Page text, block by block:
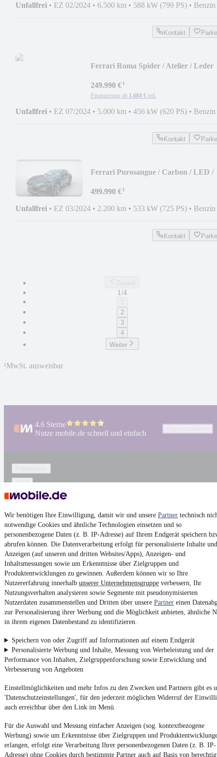
Wir benötigen Ihre Einwilligung, damit wir und unsere Partner technisch
notwendige Cookies und ähnliche Technologien einsetzen und so
personenbezogene Daten (z. B. IP-Adresse) auf Ihrem Endgerät speichern
abrufen können. Die Datenverarbeitung erfolgt für personalisierte Inhalte und
Anzeigen (auf unseren und dritten Websites/Apps), Anzeigen- und
Inhaltsmessungen sowie um Erkenntnisse über Zielgruppen und
Produktentwicklungen zu gewinnen. Außerdem können wir so Ihre
Nutzererfahrung innerhalb unserer Unternehmensgruppe verbessern, Ihr
Nutzungsverhalten analysieren sowie Segmente mit pseudonymisierten
Nutzerdaten zusammenstellen und Dritten über unsere Partner einen
zur Personalisierung ihrer Werbung und die Möglichkeit anbieten, ähnliche
in ihrem eigenen Datenbestand zu identifizieren.
Speichern von oder Zugriff auf Informationen auf einem Endgerät
Personalisierte Werbung und Inhalte, Messung von Werbeleistung und der
Performance von Inhalten, Zielgruppenforschung sowie Entwicklung und
Verbesserung von Angeboten
Einstellmöglichkeiten und mehr Infos zu den Zwecken und Partnern gibt es
'Datenschutzeinstellungen', für den jederzeit möglichen Widerruf der
auch erreichbar über den Link im Menü.
Für die Auswahl und Messung einfacher Anzeigen (sog. kontextbezogene
Werbung) sowie um Erkenntnisse über Zielgruppen und
erlangen, erfolgt eine Verarbeitung Ihrer personenbezogenen Daten (z. B. IP-
Adresse) ohne Cookies durch bestimmte Partner auch auf Basis von
Unfallfrei • EZ 02/2024 • 6.500 km • 588 kW (799 PS) • Benzin
Kontakt
Ferrari Roma Spider / Atelier / Leder
249.990 €¹
Finanzierung ab 1.684 € mtl.
Unfallfrei • EZ 07/2024 • 5.000 km • 456 kW (620 PS) • Benzin
Kontakt
Ferrari Purosangue / Carbon / LED /
499.990 €¹
Unfallfrei • EZ 03/2024 • 2.200 km • 533 kW (725 PS) • Benzin
Kontakt
1/4
2
3
4
Weiter
¹MwSt. ausweisbar
4.6 Sterne
Nutze mobile.de schnell und einfach
AGB
Vertrag widerrufen
Datenschutz
Datenschutzeinstellungen
Erklärung zur Barrierefreiheit
Report Security Vulnerability (English)
Powered by
Noch mehrneue Autosunterschiedlicher Marken, auch als
Leasing-Angebote
, gibt es bei mobile.de